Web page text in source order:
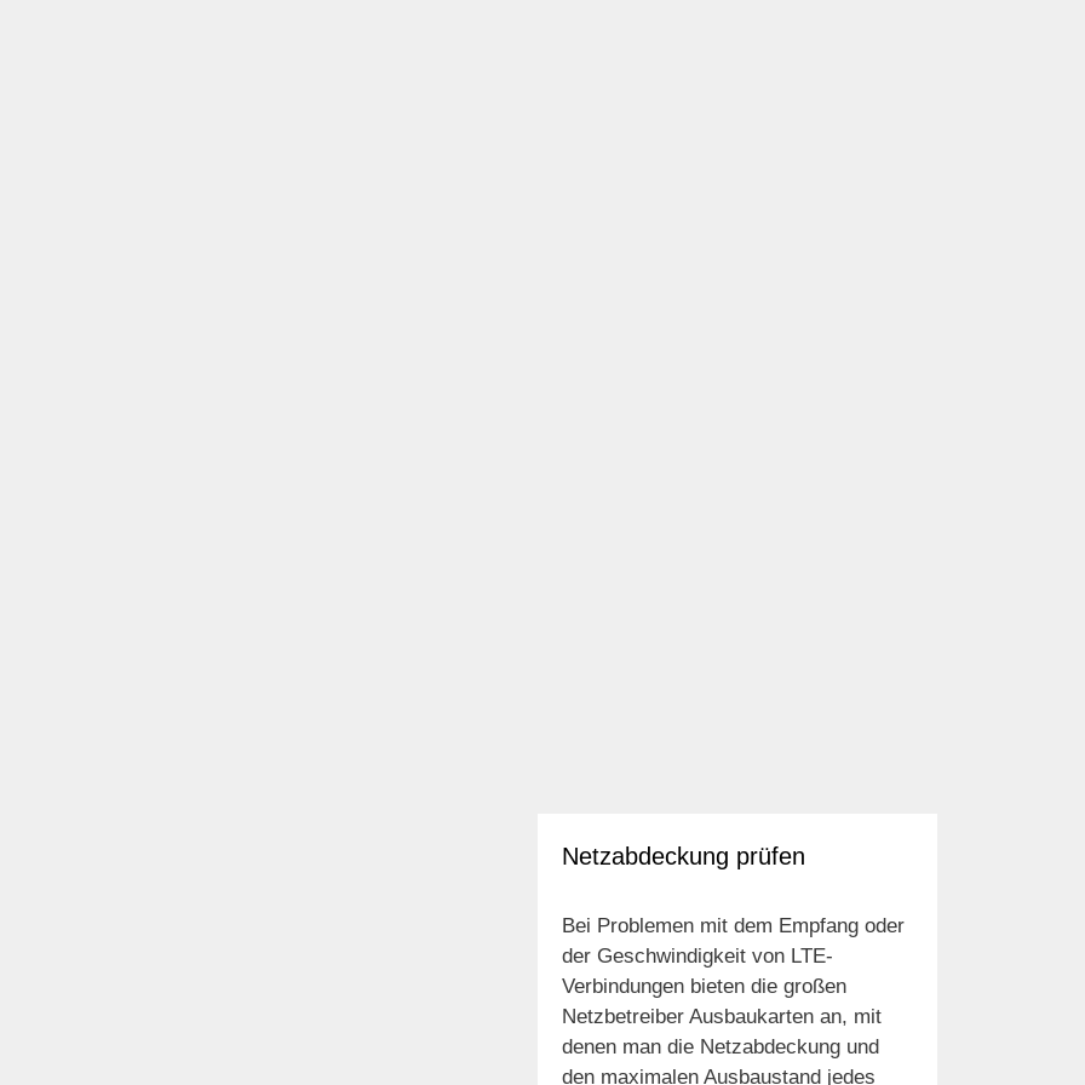
Netzabdeckung prüfen
Bei Problemen mit dem Empfang oder
der Geschwindigkeit von LTE-
Verbindungen bieten die großen
Netzbetreiber Ausbaukarten an, mit
denen man die Netzabdeckung und
den maximalen Ausbaustand jedes